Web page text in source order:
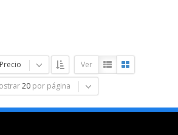
Precio Ver
20 por página